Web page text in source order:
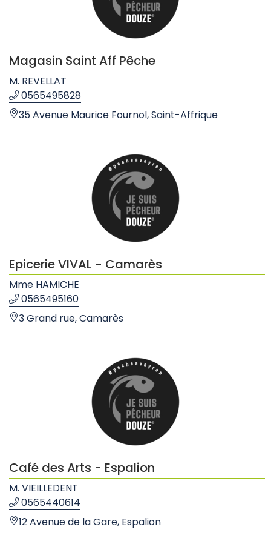
Magasin Saint Aff Pêche
M. REVELLAT
0565495828
35 Avenue Maurice Fournol, Saint-Affrique
Epicerie VIVAL - Camarès
Mme HAMICHE
0565495160
3 Grand rue, Camarès
Café des Arts - Espalion
M. VIEILLEDENT
0565440614
12 Avenue de la Gare, Espalion